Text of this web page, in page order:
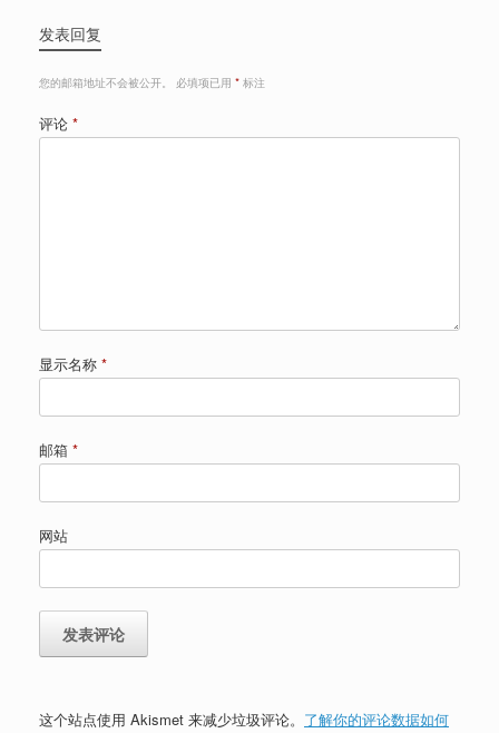
发表回复
您的邮箱地址不会被公开。 必填项已用 * 标注
评论 *
显示名称 *
邮箱 *
网站
这个站点使用 Akismet 来减少垃圾评论。 了解你的评论数据如何